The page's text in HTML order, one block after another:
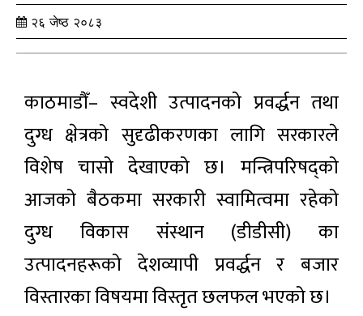
२६ जेष्ठ २०८३
काठमाडौँ– स्वदेशी उत्पादनको प्रवर्द्धन तथा
दुग्ध क्षेत्रको सुदृढीकरणका लागि सरकारले
विशेष चासो देखाएको छ। मन्त्रिपरिषद्को
आजको बैठकमा सरकारी स्वामित्वमा रहेको
दुग्ध विकास संस्थान (डीडीसी) का
उत्पादनहरूको देशव्यापी प्रवर्द्धन र बजार
विस्तारका विषयमा विस्तृत छलफल भएको छ।